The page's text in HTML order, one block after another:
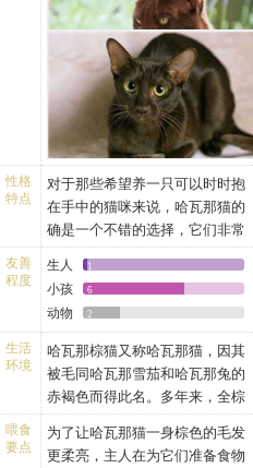
胡须：有明显凹陷和斑点。
口吻：有明显凹陷和斑点。
四肢：细长。
尾巴：长。
躯体：中等身材，肌肉发达。
足掌：椭圆形，脚爪小。
被毛：中等长度，光滑笔直，毛
色为均匀的鲜栗褐色。
不过需要注意的是，哈瓦那猫的
形态特征也因为地域的不同而有
所差异。比如英国人对于哈瓦那
的评判标准就与美国人对它们的
标准完全不同，英国人眼中的哈
瓦那猫更接近于暹罗猫，而美国
人眼中的哈瓦那猫则偏向俄国蓝
猫，因此哈瓦那猫的爱好者必须
了解这一点。
年后又进一步用它和俄罗斯蓝
猫、暹罗猫等猫种交配，最后培
育出今天的哈瓦那棕猫。
性格
特点
对于那些希望养一只可以时时抱
在手中的猫咪来说，哈瓦那猫的
确是一个不错的选择，它们非常
享受家庭生活，也渴望得到主人
不断地关注。如果你冷落了它
们，它们可是不会轻易放过你的
——总在你面前出现，然后轻柔
地叫唤或者直接卖萌，它们这么
做为的只是让你来关注一下自
己。
从它们的这种行为中，我们也不
难发现，哈瓦那猫其实也是一种
高智商的猫咪，基本的生活训练
友善
程度
生人 1
小孩 6
动物 2
生活
环境
哈瓦那棕猫又称哈瓦那猫，因其
被毛同哈瓦那雪茄和哈瓦那兔的
赤褐色而得此名。多年来，全棕
色猫一直受到人们的钟爱，许多
人相信全棕色的猫可保护主人，
喂食
要点
为了让哈瓦那猫一身棕色的毛发
更柔亮，主人在为它们准备食物